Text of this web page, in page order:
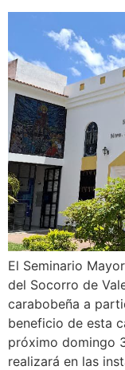
El Seminario
del Socorro de
carabobeña a
beneficio de esta
próximo domingo
realizará en las